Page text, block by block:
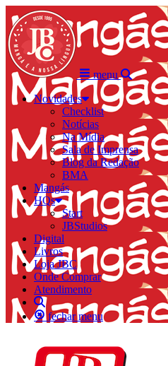
menu
Novidades
Checklist
Notícias
Na Mídia
Sala de Imprensa
Blog da Redação
BMA
Mangás
HQs
Start
JBStudios
Digital
Livros
Loja JBC
Onde Comprar
Atendimento
fechar menu